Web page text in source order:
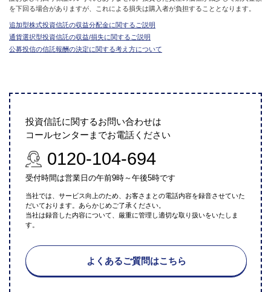
を下回る場合がありますが、これによる損失は購入者が負担することとなります。
追加型株式投資信託の収益分配金に関するご説明
通貨選択型投資信託の収益/損失に関するご説明
公募投信の信託報酬の決定に関する考え方について
投資信託に関するお問い合わせは
コールセンターまでお電話ください
0120-104-694
受付時間は営業日の午前9時～午後5時です
当社では、サービス向上のため、お客さまとの電話内容を録音させていた
だいております。あらかじめご了承ください。
当社は録音した内容について、厳重に管理し適切な取り扱いをいたしま
す。
よくあるご質問はこちら